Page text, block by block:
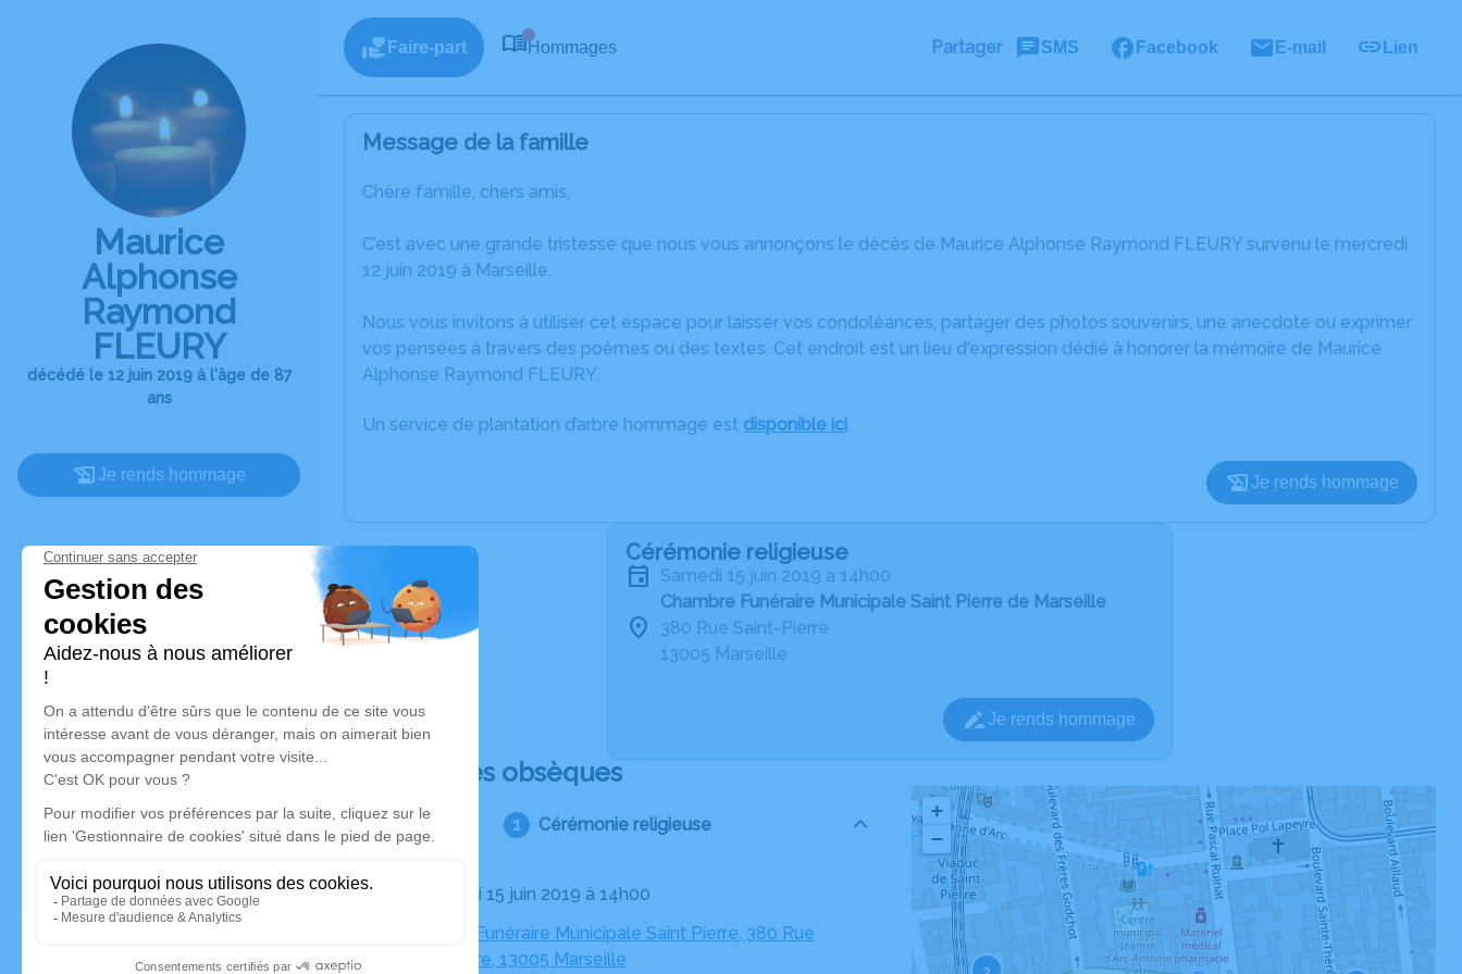
Maurice
Alphonse
Raymond
FLEURY
décédé le 12 juin 2019 à l'âge de 87
ans
Je rends hommage
Faire-part Hommages Partager SMS Facebook E-mail Lien
Message de la famille
Chère famille, chers amis,
C’est avec une grande tristesse que nous vous annonçons le décès de Maurice Alphonse Raymond FLEURY survenu le mercredi
12 juin 2019 à Marseille.
Nous vous invitons à utiliser cet espace pour laisser vos condoléances, partager des photos souvenirs, une anecdote ou exprimer
vos pensées à travers des poèmes ou des textes. Cet endroit est un lieu d'expression dédié à honorer la mémoire de Maurice
Alphonse Raymond FLEURY.
Un service de plantation d’arbre hommage est disponible ici.
Je rends hommage
Cérémonie religieuse
samedi 15 juin 2019 à 14h00
Chambre Funéraire Municipale Saint Pierre de Marseille
380 Rue Saint-Pierre
13005 Marseille
Je rends hommage
Déroulé des obsèques
Cérémonie religieuse
Le samedi 15 juin 2019 à 14h00
Chambre Funéraire Municipale Saint Pierre, 380 Rue
Saint-Pierre, 13005 Marseille
+
−